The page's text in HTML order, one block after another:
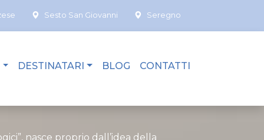
Sesto San Giovanni Seregno
DESTINATARI BLOG CONTATTI
nasce proprio dall’idea della